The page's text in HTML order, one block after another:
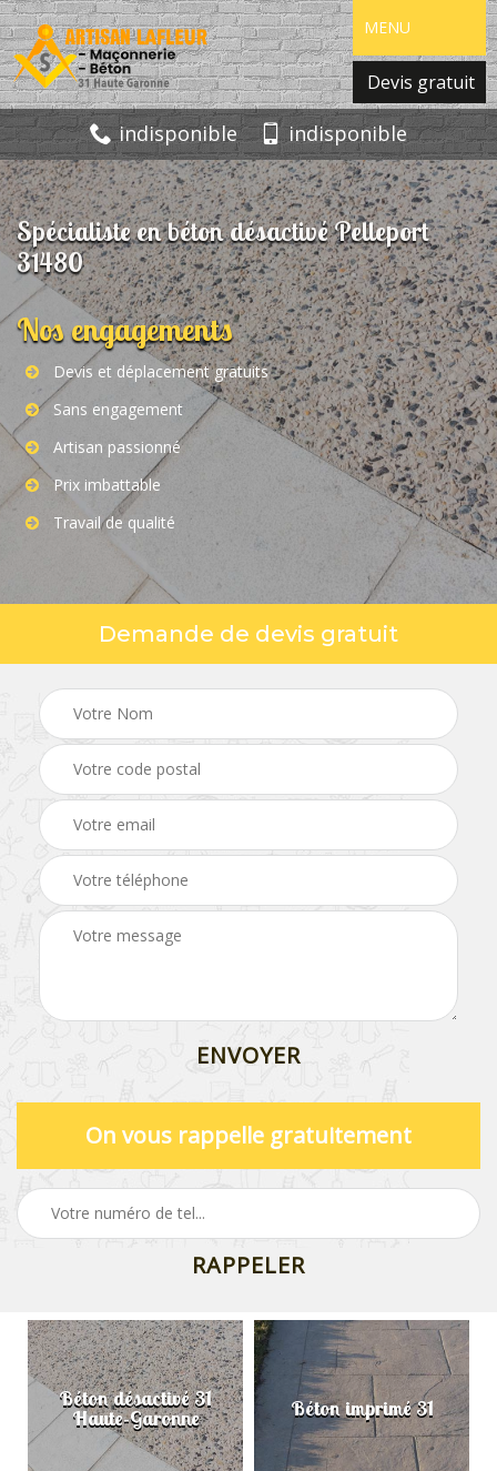
MENU
Devis gratuit
indisponible indisponible
Spécialiste en béton désactivé Pelleport
31480
Nos engagements
Devis et déplacement gratuits
Sans engagement
Artisan passionné
Prix imbattable
Travail de qualité
Demande de devis gratuit
On vous rappelle gratuitement
Béton désactivé 31
Haute-Garonne Béton imprimé 31